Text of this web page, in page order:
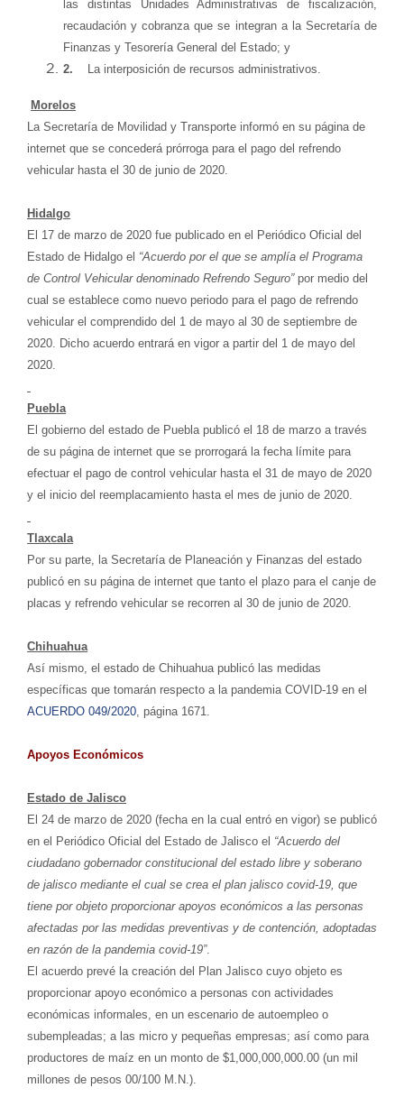
las distintas Unidades Administrativas de fiscalización,
recaudación y cobranza que se integran a la Secretaría de
Finanzas y Tesorería General del Estado; y
2.
La interposición de recursos administrativos.
Morelos
La Secretaría de Movilidad y Transporte informó en su página de
internet que se concederá prórroga para el pago del refrendo
vehicular hasta el 30 de junio de 2020.
Hidalgo
El 17 de marzo de 2020 fue publicado en el Periódico Oficial del
Estado de Hidalgo el “Acuerdo por el que se amplía el Programa
de Control Vehicular denominado Refrendo Seguro”por medio del
cual se establece como nuevo periodo para el pago de refrendo
vehicular el comprendido del 1 de mayo al 30 de septiembre de
2020. Dicho acuerdo entrará en vigor a partir del 1 de mayo del
2020.
Puebla
El gobierno del estado de Puebla publicó el 18 de marzo a través
de su página de internet que se prorrogará la fecha límite para
efectuar el pago de control vehicular hasta el 31 de mayo de 2020
y el inicio del reemplacamiento hasta el mes de junio de 2020.
Tlaxcala
Por su parte, la Secretaría de Planeación y Finanzas del estado
publicó en su página de internet que tanto el plazo para el canje de
placas y refrendo vehicular se recorren al 30 de junio de 2020.
Chihuahua
Así mismo, el estado de Chihuahua publicó las medidas
específicas que tomarán respecto a la pandemia COVID-19 en el
ACUERDO 049/2020, página 1671.
Apoyos Económicos
Estado de Jalisco
El 24 de marzo de 2020 (fecha en la cual entró en vigor) se publicó
en el Periódico Oficial del Estado de Jalisco el “Acuerdo del
ciudadano gobernador constitucional del estado libre y soberano
de jalisco mediante el cual se crea el plan jalisco covid-19, que
tiene por objeto proporcionar apoyos económicos a las personas
afectadas por las medidas preventivas y de contención, adoptadas
en razón de la pandemia covid-19”.
El acuerdo prevé la creación del Plan Jalisco cuyo objeto es
proporcionar apoyo económico a personas con actividades
económicas informales, en un escenario de autoempleo o
subempleadas; a las micro y pequeñas empresas; así como para
productores de maíz en un monto de $1,000,000,000.00 (un mil
millones de pesos 00/100 M.N.).